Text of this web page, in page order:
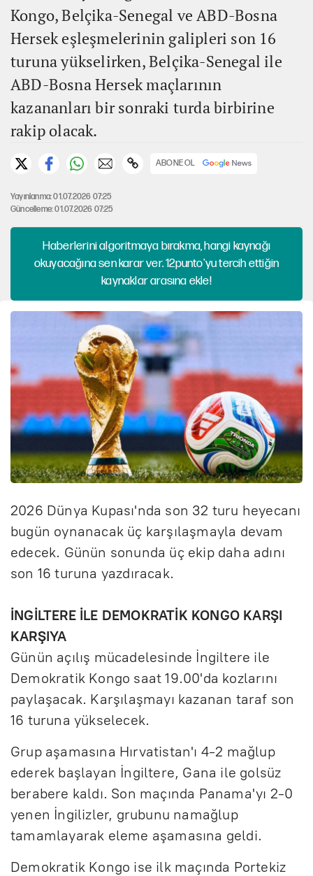
Kongo, Belçika-Senegal ve ABD-Bosna
Hersek eşleşmelerinin galipleri son 16
turuna yükselirken, Belçika-Senegal ile
ABD-Bosna Hersek maçlarının
kazananları bir sonraki turda birbirine
rakip olacak.
ABONE OL
Yayınlanma: 01.07.2026 07:25
Güncelleme: 01.07.2026 07:25
Haberlerini algoritmaya bırakma, hangi kaynağı
okuyacağına sen karar ver. 12punto'yu tercih ettiğin
kaynaklar arasına ekle!
2026 Dünya Kupası'nda son 32 turu heyecanı
bugün oynanacak üç karşılaşmayla devam
edecek. Günün sonunda üç ekip daha adını
son 16 turuna yazdıracak.
İNGİLTERE İLE DEMOKRATİK KONGO KARŞI
KARŞIYA
Günün açılış mücadelesinde İngiltere ile
Demokratik Kongo saat 19.00'da kozlarını
paylaşacak. Karşılaşmayı kazanan taraf son
16 turuna yükselecek.
Grup aşamasına Hırvatistan'ı 4-2 mağlup
ederek başlayan İngiltere, Gana ile golsüz
berabere kaldı. Son maçında Panama'yı 2-0
yenen İngilizler, grubunu namağlup
tamamlayarak eleme aşamasına geldi.
Demokratik Kongo ise ilk maçında Portekiz